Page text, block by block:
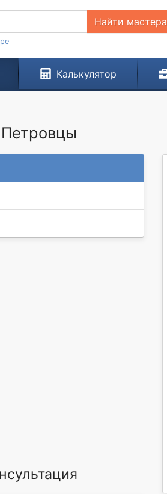
Найти мастера
Калькулятор